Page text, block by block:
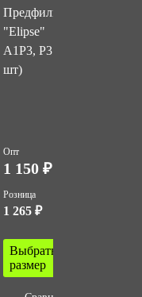
Предфильтр
"Elipse"
A1P3, P3 (20
шт)
Опт
1 150 ₽
Розница
1 265 ₽
Выбрать
размер